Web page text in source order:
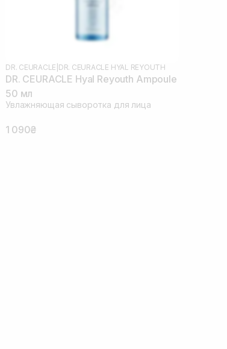
DR. CEURACLE DR. CEURACLE HYAL REYOUTH
DR. CEURACLE Hyal Reyouth Ampoule
50 мл
Увлажняющая сыворотка для лица
1 090₴